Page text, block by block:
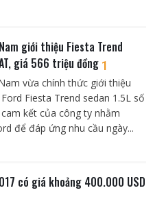
giới thiệu Fiesta Trend
giá 566 triệu đồng 1
vừa chính thức giới thiệu
Fiesta Trend sedan 1.5L số
kết của công ty nhằm
để đáp ứng nhu cầu ngày...
có giá khoảng 400.000 USD